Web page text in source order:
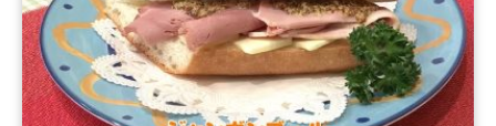
試写会・プレゼント
Present